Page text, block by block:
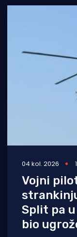
Dubrovnik
04 kol. 2026
Vojni
Split pa
bio